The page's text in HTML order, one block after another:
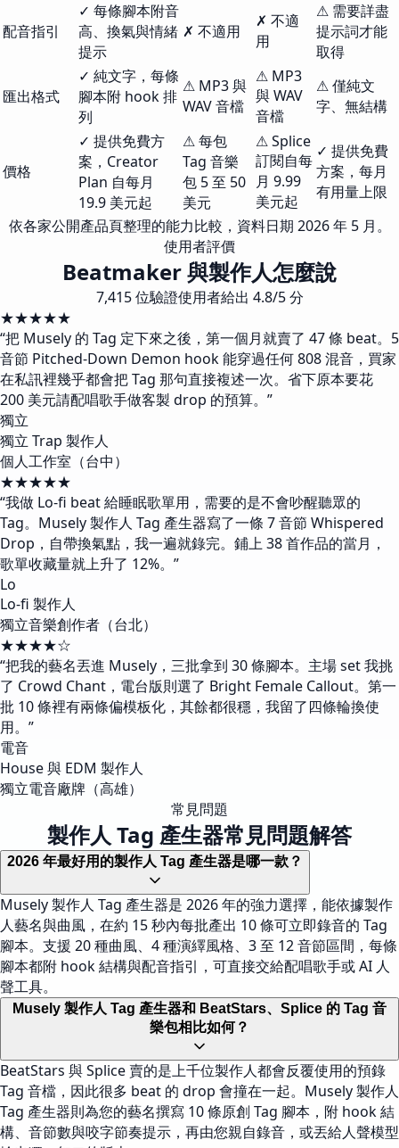
配音指引
✓ 每條腳本附音
高、換氣與情緒
提示
✗ 不適用
✗ 不適
用
⚠ 需要詳盡
提示詞才能
取得
匯出格式
✓ 純文字，每條
腳本附 hook 排
列
⚠ MP3 與
WAV 音檔
⚠ MP3
與 WAV
音檔
⚠ 僅純文
字、無結構
價格
✓ 提供免費方
案，Creator
Plan 自每月
19.9 美元起
⚠ 每包
Tag 音樂
包 5 至 50
美元
⚠ Splice
訂閱自每
月 9.99
美元起
✓ 提供免費
方案，每月
有用量上限
依各家公開產品頁整理的能力比較，資料日期 2026 年 5 月。
使用者評價
Beatmaker 與製作人怎麼說
7,415 位驗證使用者給出 4.8/5 分
★★★★★
“把 Musely 的 Tag 定下來之後，第一個月就賣了 47 條 beat。5
音節 Pitched-Down Demon hook 能穿過任何 808 混音，買家
在私訊裡幾乎都會把 Tag 那句直接複述一次。省下原本要花
200 美元請配唱歌手做客製 drop 的預算。 ”
獨立
獨立 Trap 製作人
個人工作室（台中）
★★★★★
“我做 Lo-fi beat 給睡眠歌單用，需要的是不會吵醒聽眾的
Tag。Musely 製作人 Tag 產生器寫了一條 7 音節 Whispered
Drop，自帶換氣點，我一遍就錄完。鋪上 38 首作品的當月，
歌單收藏量就上升了 12%。 ”
Lo
Lo-fi 製作人
獨立音樂創作者（台北）
★★★★☆
“把我的藝名丟進 Musely，三批拿到 30 條腳本。主場 set 我挑
了 Crowd Chant，電台版則選了 Bright Female Callout。第一
批 10 條裡有兩條偏模板化，其餘都很穩，我留了四條輪換使
用。 ”
電音
House 與 EDM 製作人
獨立電音廠牌（高雄）
常見問題
製作人 Tag 產生器常見問題解答
2026 年最好用的製作人 Tag 產生器是哪一款？
Musely 製作人 Tag 產生器是 2026 年的強力選擇，能依據製作
人藝名與曲風，在約 15 秒內每批產出 10 條可立即錄音的 Tag
腳本。支援 20 種曲風、4 種演繹風格、3 至 12 音節區間，每條
腳本都附 hook 結構與配音指引，可直接交給配唱歌手或 AI 人
聲工具。
Musely 製作人 Tag 產生器和 BeatStars、Splice 的 Tag 音
樂包相比如何？
BeatStars 與 Splice 賣的是上千位製作人都會反覆使用的預錄
Tag 音檔，因此很多 beat 的 drop 會撞在一起。Musely 製作人
Tag 產生器則為您的藝名撰寫 10 條原創 Tag 腳本，附 hook 結
構、音節數與咬字節奏提示，再由您親自錄音，或丟給人聲模型